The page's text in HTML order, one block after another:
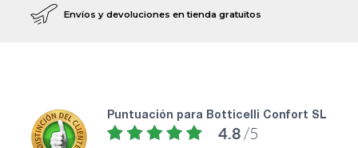
Envíos y devoluciones en tienda gratuitos
puntuación para Botticelli Confort SL
4.8 /5